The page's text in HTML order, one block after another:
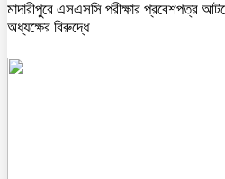
মাদারীপুরে এসএসসি পরীক্ষার প্রবেশপত্র
অধ্যক্ষের বিরুদ্ধে